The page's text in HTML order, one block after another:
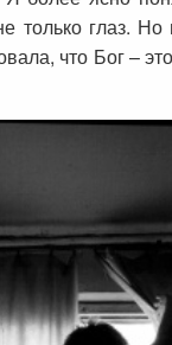
только глаз.
что Бог –